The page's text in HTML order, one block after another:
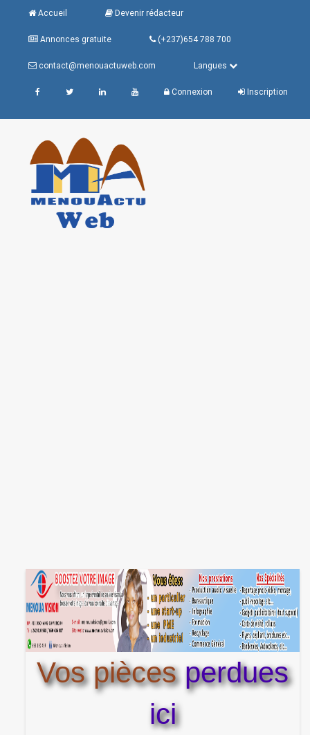
Accueil Devenir rédacteur
Annonces gratuite (+237)654 788 700
contact@menouactuweb.com Langues
Connexion Inscription
Vos piècesperdues
ici